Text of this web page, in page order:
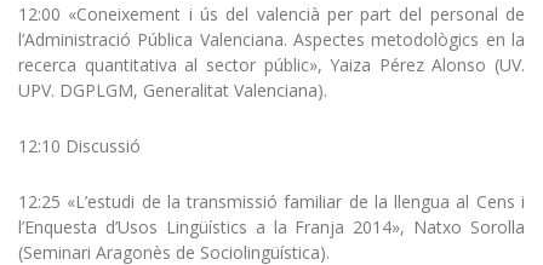
12:00 «Coneixement i ús del valencià per part del personal de
l’Administració Pública Valenciana. Aspectes metodològics en la
recerca quantitativa al sector públic», Yaiza Pérez Alonso (UV.
UPV. DGPLGM, Generalitat Valenciana).
12:10 Discussió
12:25 «L’estudi de la transmissió familiar de la llengua al Cens i
l’Enquesta d’Usos Lingüístics a la Franja 2014», Natxo Sorolla
(Seminari Aragonès de Sociolingüística).